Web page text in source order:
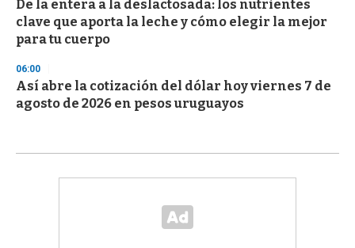
De la entera a la deslactosada: los nutrientes
clave que aporta la leche y cómo elegir la mejor
para tu cuerpo
06:00
Así abre la cotización del dólar hoy viernes 7 de
agosto de 2026 en pesos uruguayos